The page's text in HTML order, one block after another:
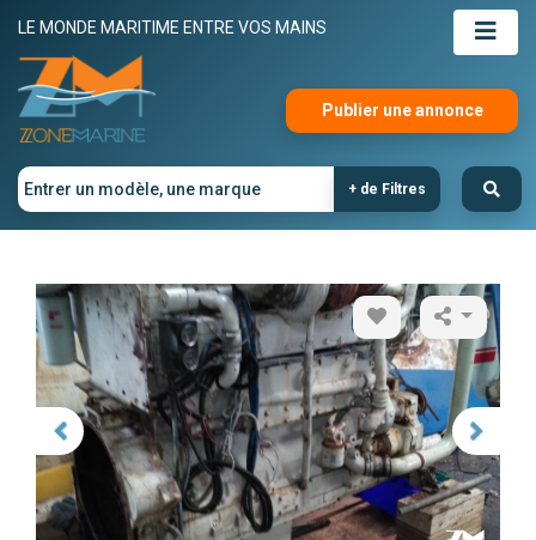
LE MONDE MARITIME ENTRE VOS MAINS
Publier une annonce
+ de Filtres